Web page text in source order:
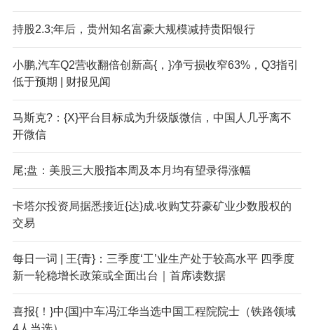
持股2.3;年后，贵州知名富豪大规模减持贵阳银行
小鹏,汽车Q2营收翻倍创新高{，}净亏损收窄63%，Q3指引
低于预期 | 财报见闻
马斯克?：{X}平台目标成为升级版微信，中国人几乎离不
开微信
尾;盘：美股三大股指本周及本月均有望录得涨幅
卡塔尔投资局据悉接近{达}成.收购艾芬豪矿业少数股权的
交易
每日一词 | 王{青}：三季度‘工’业生产处于较高水平 四季度
新一轮稳增长政策或全面出台｜首席读数据
喜报{！}中{国}中车冯江华当选中国工程院院士（铁路领域